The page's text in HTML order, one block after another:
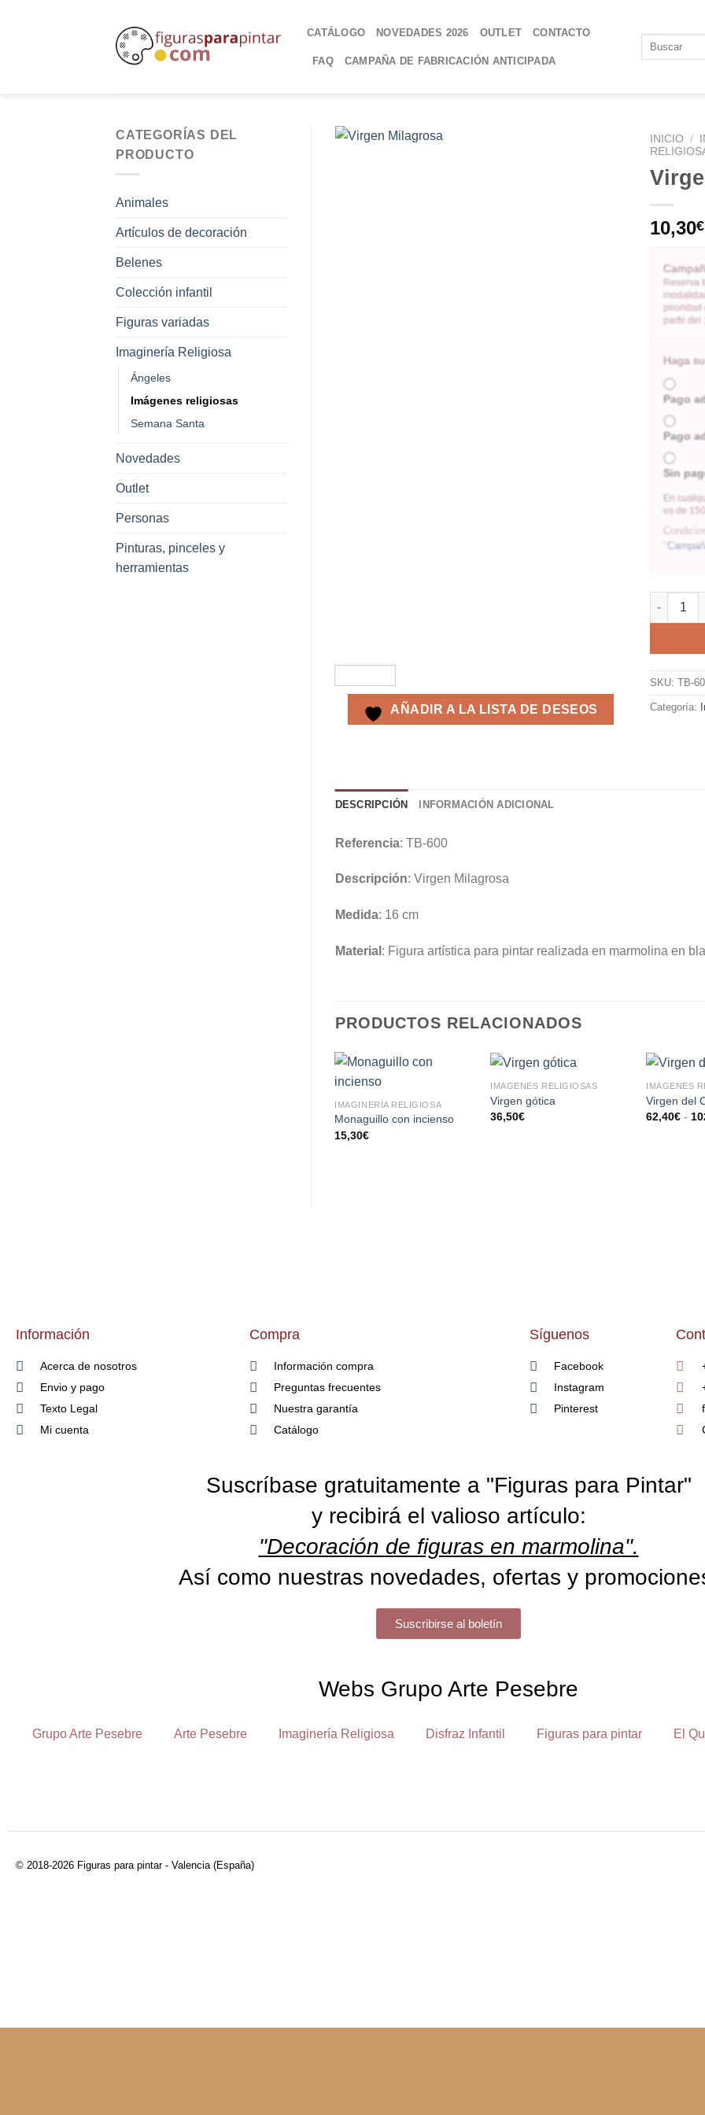
CATÁLOGO NOVEDADES 2026 OUTLET CONTACTO
FAQ CAMPAÑA DE FABRICACIÓN ANTICIPADA
CATEGORÍAS DEL
PRODUCTO
Animales
Artículos de decoración
Belenes
Colección infantil
Figuras variadas
Imaginería Religiosa
Ángeles
Imágenes religiosas
Semana Santa
Novedades
Outlet
Personas
Pinturas, pinceles y
herramientas
AÑADIR A LA LISTA DE DESEOS
INICIO /
10,30€
Reserva
prioridad
partir del
Haga
Pago
Pago
Sin
En
es de
"
SKU:TB-
Categoría:
DESCRIPCIÓN INFORMACIÓN ADICIONAL
Referencia: TB-600
Descripción: Virgen Milagrosa
Medida: 16 cm
Material : Figura artística para pintar realizada en marmolina en
PRODUCTOS RELACIONADOS
A LA
LISTA
IMAGINERÍA RELIGIOSA
Monaguillo con incienso
15,30€
IMÁGENES RELIGIOSAS
Virgen gótica
36,50€
IMÁGENES
Virgen del
62,40€ -
Información
Acerca de nosotros
Envio y pago
Texto Legal
Mi cuenta
Compra
Información compra
Preguntas frecuentes
Nuestra garantía
Catálogo
Síguenos
Facebook
Instagram
Pinterest
Suscríbase gratuitamente a "Figuras para Pintar"
y recibirá el valioso artículo:
"Decoración de figuras en marmolina".
Así como nuestras novedades, ofertas y
Suscribirse al boletín
Webs Grupo Arte Pesebre
Grupo Arte Pesebre Arte Pesebre Imaginería Religiosa Disfraz Infantil Figuras para pintar El
© 2018-2026 Figuras para pintar - Valencia (España)